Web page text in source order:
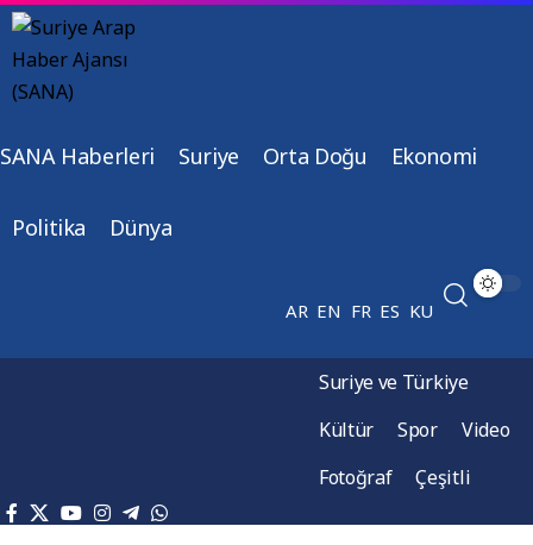
SANA Haberleri Suriye Orta Doğu Ekonomi
Politika Dünya
AR EN FR ES KU
Suriye ve Türkiye
Kültür
Spor
Video
Fotoğraf
Çeşitli